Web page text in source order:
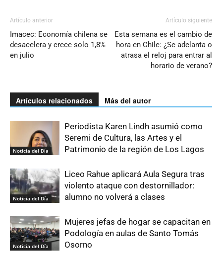
Artículo anterior
Imacec: Economía chilena se
desacelera y crece solo 1,8%
en julio
Artículo siguiente
Esta semana es el cambio de
hora en Chile: ¿Se adelanta o
atrasa el reloj para entrar al
horario de verano?
Artículos relacionados Más del autor
Noticia del Día
Periodista Karen Lindh asumió como
Seremi de Cultura, las Artes y el
Patrimonio de la región de Los Lagos
Noticia del Día
Liceo Rahue aplicará Aula Segura tras
violento ataque con destornillador:
alumno no volverá a clases
Noticia del Día
Mujeres jefas de hogar se capacitan en
Podología en aulas de Santo Tomás
Osorno